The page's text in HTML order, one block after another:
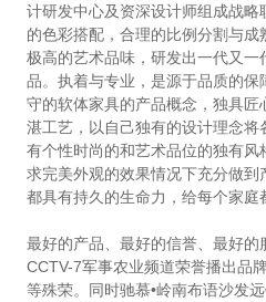
计研发中心及资深设计师组成战
的色彩搭配，合理的比例分割与
极高的艺术品味，研发出一代又
品。执着与专业，是源于品质的
守的软体家具的产品概念，独具
湛工艺，以自己独有的设计理念
有个性时尚的和艺术品位的独有风
求完美外观的效果情况下充分做
都具有持久的生命力，给每个家庭
最好的产品、最好的信誉、最好的
CCTV-7军事农业频道荣誉播出品
等殊荣。同时驰慕•岭南布语沙发